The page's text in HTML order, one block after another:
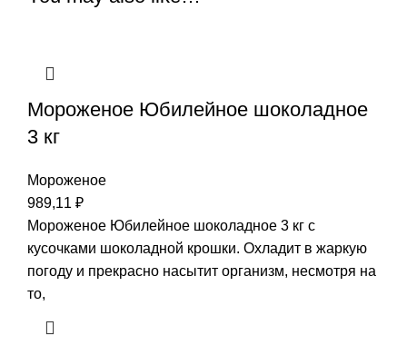
Мороженое Юбилейное шоколадное
3 кг
Мороженое
989,11 ₽
Мороженое Юбилейное шоколадное 3 кг с
кусочками шоколадной крошки. Охладит в жаркую
погоду и прекрасно насытит организм, несмотря на
то,